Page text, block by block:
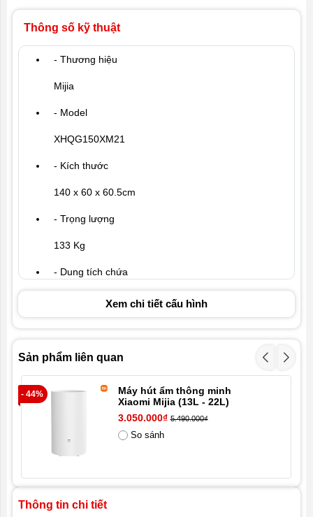
Thông số kỹ thuật
- Thương hiệu
Mijia
- Model
XHQG150XM21
- Kích thước
140 x 60 x 60.5cm
- Trọng lượng
133 Kg
- Dung tích chứa
15 kg giặt + 7kg sấy
1400W
- Công suất đầu vào định mức (giặt)
- Kích thước sản phẩm
D x R x C: 140 x 60 x 60.5cm
- Độ ồn
48dB
Xem chi tiết cấu hình
Sản phẩm liên quan
- 44%
Máy hút ẩm thông minh
Xiaomi Mijia (13L - 22L)
3.050.000₫ 5.490.000₫
So sánh
Thông tin chi tiết